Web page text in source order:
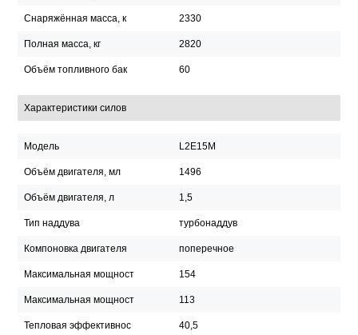
Снаряжённая масса, к 2330
Полная масса, кг 2820
Объём топливного бак 60
Характеристики силов
Модель L2E15M
Объём двигателя, мл 1496
Объём двигателя, л 1,5
Тип наддува турбонаддув
Компоновка двигателя поперечное
Максимальная мощност 154
Максимальная мощност 113
Тепловая эффективнос 40,5